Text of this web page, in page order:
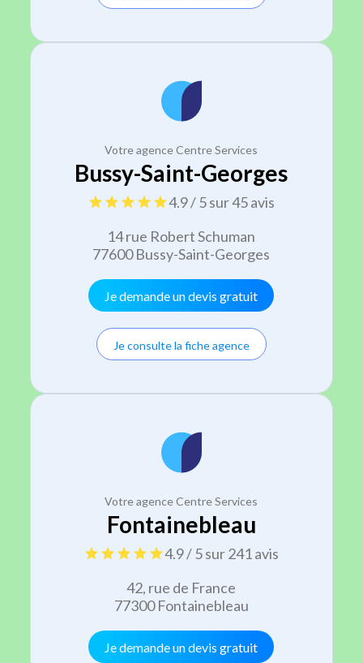
Votre agence Centre Services
Bussy-Saint-Georges
4.9 / 5 sur 45 avis
14 rue Robert Schuman
77600 Bussy-Saint-Georges
Je demande un devis gratuit
Je consulte la fiche agence
Votre agence Centre Services
Fontainebleau
4.9 / 5 sur 241 avis
42, rue de France
77300 Fontainebleau
Je demande un devis gratuit